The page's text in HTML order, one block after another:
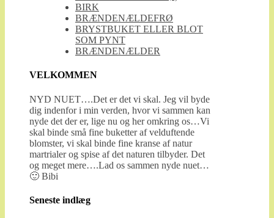
BIRK
BRÆNDENÆLDEFRØ
BRYSTBUKET ELLER BLOT
SOM PYNT
BRÆNDENÆLDER
VELKOMMEN
NYD NUET….Det er det vi skal. Jeg vil byde
dig indenfor i min verden, hvor vi sammen kan
nyde det der er, lige nu og her omkring os…Vi
skal binde små fine buketter af velduftende
blomster, vi skal binde fine kranse af natur
martrialer og spise af det naturen tilbyder. Det
og meget mere….Lad os sammen nyde nuet…
🙂 Bibi
Seneste indlæg